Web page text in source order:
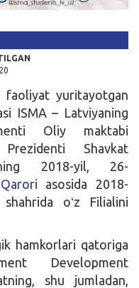
faoliyat yuritayotgan
ISMA – Latviyaning
Oliy maktabi
Prezidenti Shavkat
2018-yil, 26-
Qarori asosida 2018-
oʻz Filialini
hamkorlari qatoriga
Development
shu jumladan,